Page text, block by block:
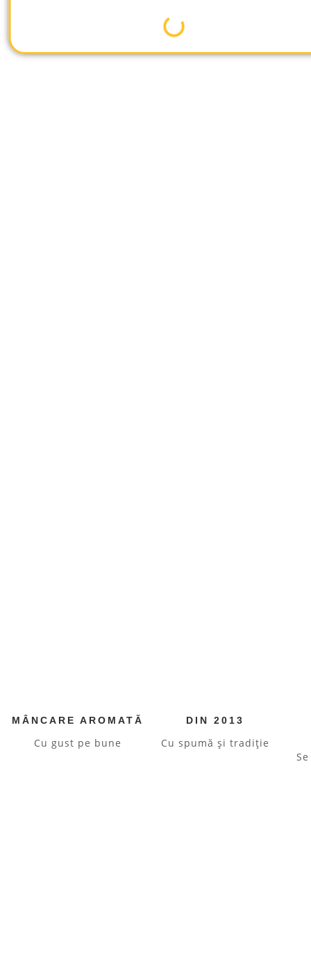
MÂNCARE AROMATĂ
Cu gust pe bune
DIN 2013
Cu spumă şi tradiţie